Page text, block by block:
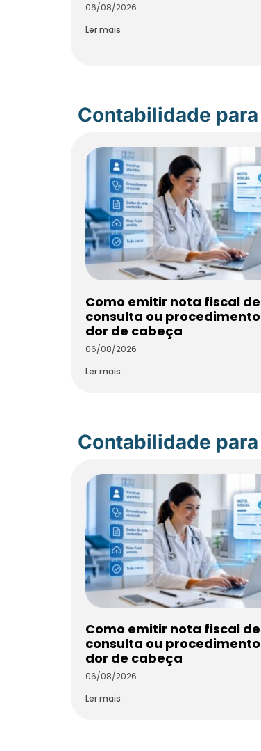
06/08/2026
Ler mais
Contabilidade
Como emitir nota fiscal de
consulta ou
dor de cabeça
06/08/2026
Ler mais
Contabilidade
Como emitir nota fiscal de
consulta ou
dor de cabeça
06/08/2026
Ler mais